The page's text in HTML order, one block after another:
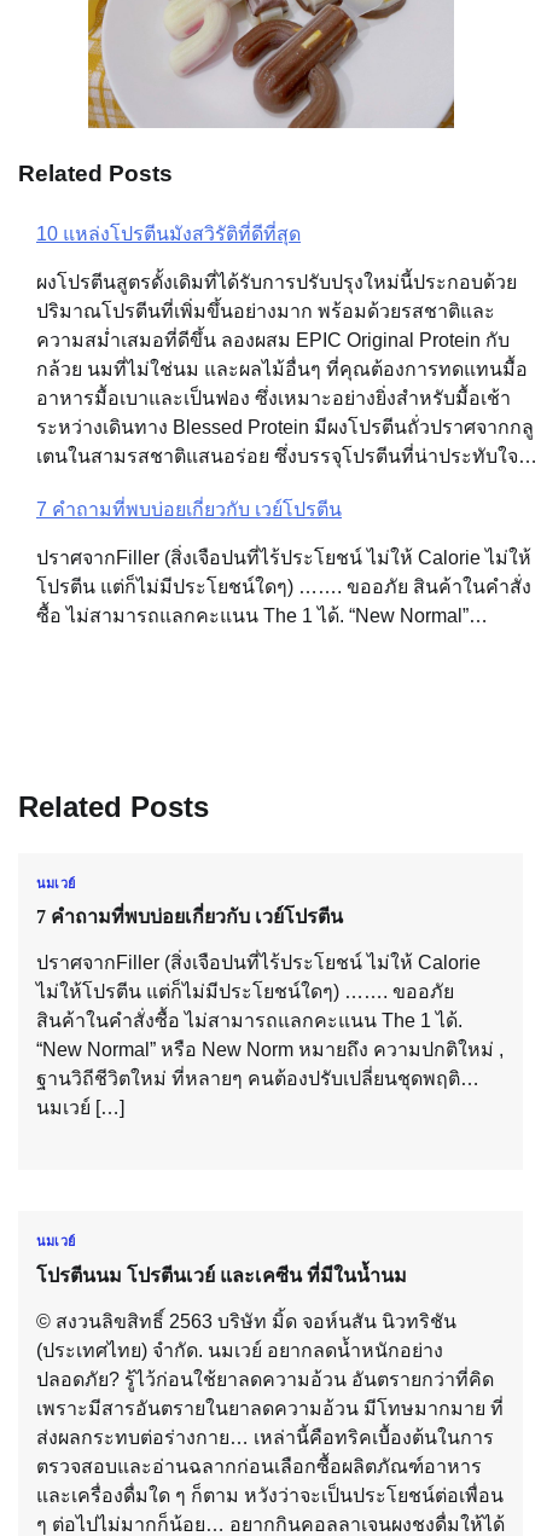
Related Posts
10 แหล่งโปรตีนมังสวิรัติที่ดีที่สุด
ผงโปรตีนสูตรดั้งเดิมที่ได้รับการปรับปรุงใหม่นี้ประกอบด้วย
ปริมาณโปรตีนที่เพิ่มขึ้นอย่างมาก พร้อมด้วยรสชาติและ
ความสม่ำเสมอที่ดีขึ้น ลองผสม EPIC Original Protein กับ
กล้วย นมที่ไม่ใช่นม และผลไม้อื่นๆ ที่คุณต้องการทดแทนมื้อ
อาหารมื้อเบาและเป็นฟอง ซึ่งเหมาะอย่างยิ่งสำหรับมื้อเช้า
ระหว่างเดินทาง Blessed Protein มีผงโปรตีนถั่วปราศจากกลู
เตนในสามรสชาติแสนอร่อย ซึ่งบรรจุโปรตีนที่น่าประทับใจ…
7 คำถามที่พบบ่อยเกี่ยวกับ เวย์โปรตีน
ปราศจากFiller (สิ่งเจือปนที่ไร้ประโยชน์ ไม่ให้ Calorie ไม่ให้
โปรตีน แต่ก็ไม่มีประโยชน์ใดๆ) ……. ขออภัย สินค้าในคำสั่ง
ซื้อ ไม่สามารถแลกคะแนน The 1 ได้. “New Normal”…
Post
navigation
Related Posts
นมเวย์
7 คำถามที่พบบ่อยเกี่ยวกับ เวย์โปรตีน
ปราศจากFiller (สิ่งเจือปนที่ไร้ประโยชน์ ไม่ให้ Calorie
ไม่ให้โปรตีน แต่ก็ไม่มีประโยชน์ใดๆ) ……. ขออภัย
สินค้าในคำสั่งซื้อ ไม่สามารถแลกคะแนน The 1 ได้.
“New Normal” หรือ New Norm หมายถึง ความปกติใหม่ ,
ฐานวิถีชีวิตใหม่ ที่หลายๆ คนต้องปรับเปลี่ยนชุดพฤติ…
นมเวย์ […]
นมเวย์
โปรตีนนม โปรตีนเวย์ และเคซีน ที่มีในน้ำนม
© สงวนลิขสิทธิ์ 2563 บริษัท มิ้ด จอห์นสัน นิวทริชัน
(ประเทศไทย) จำกัด. นมเวย์ อยากลดน้ำหนักอย่าง
ปลอดภัย? รู้ไว้ก่อนใช้ยาลดความอ้วน อันตรายกว่าที่คิด
เพราะมีสารอันตรายในยาลดความอ้วน มีโทษมากมาย ที่
ส่งผลกระทบต่อร่างกาย… เหล่านี้คือทริคเบื้องต้นในการ
ตรวจสอบและอ่านฉลากก่อนเลือกซื้อผลิตภัณฑ์อาหาร
และเครื่องดื่มใด ๆ ก็ตาม หวังว่าจะเป็นประโยชน์ต่อเพื่อน
ๆ ต่อไปไม่มากก็น้อย… อยากกินคอลลาเจนผงชงดื่มให้ได้